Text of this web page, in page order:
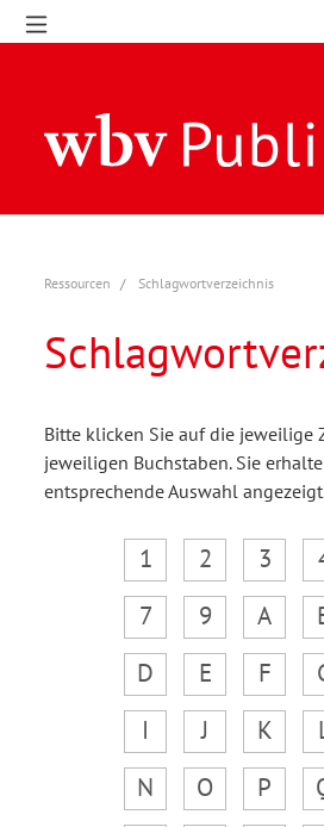
Ressourcen Schlagwortverzeichnis
Bitte klicken Sie auf die jeweilige
jeweiligen Buchstaben. Sie
entsprechende Auswahl
1 2 3
7
9 A
D
E F
I
J K
N
O P